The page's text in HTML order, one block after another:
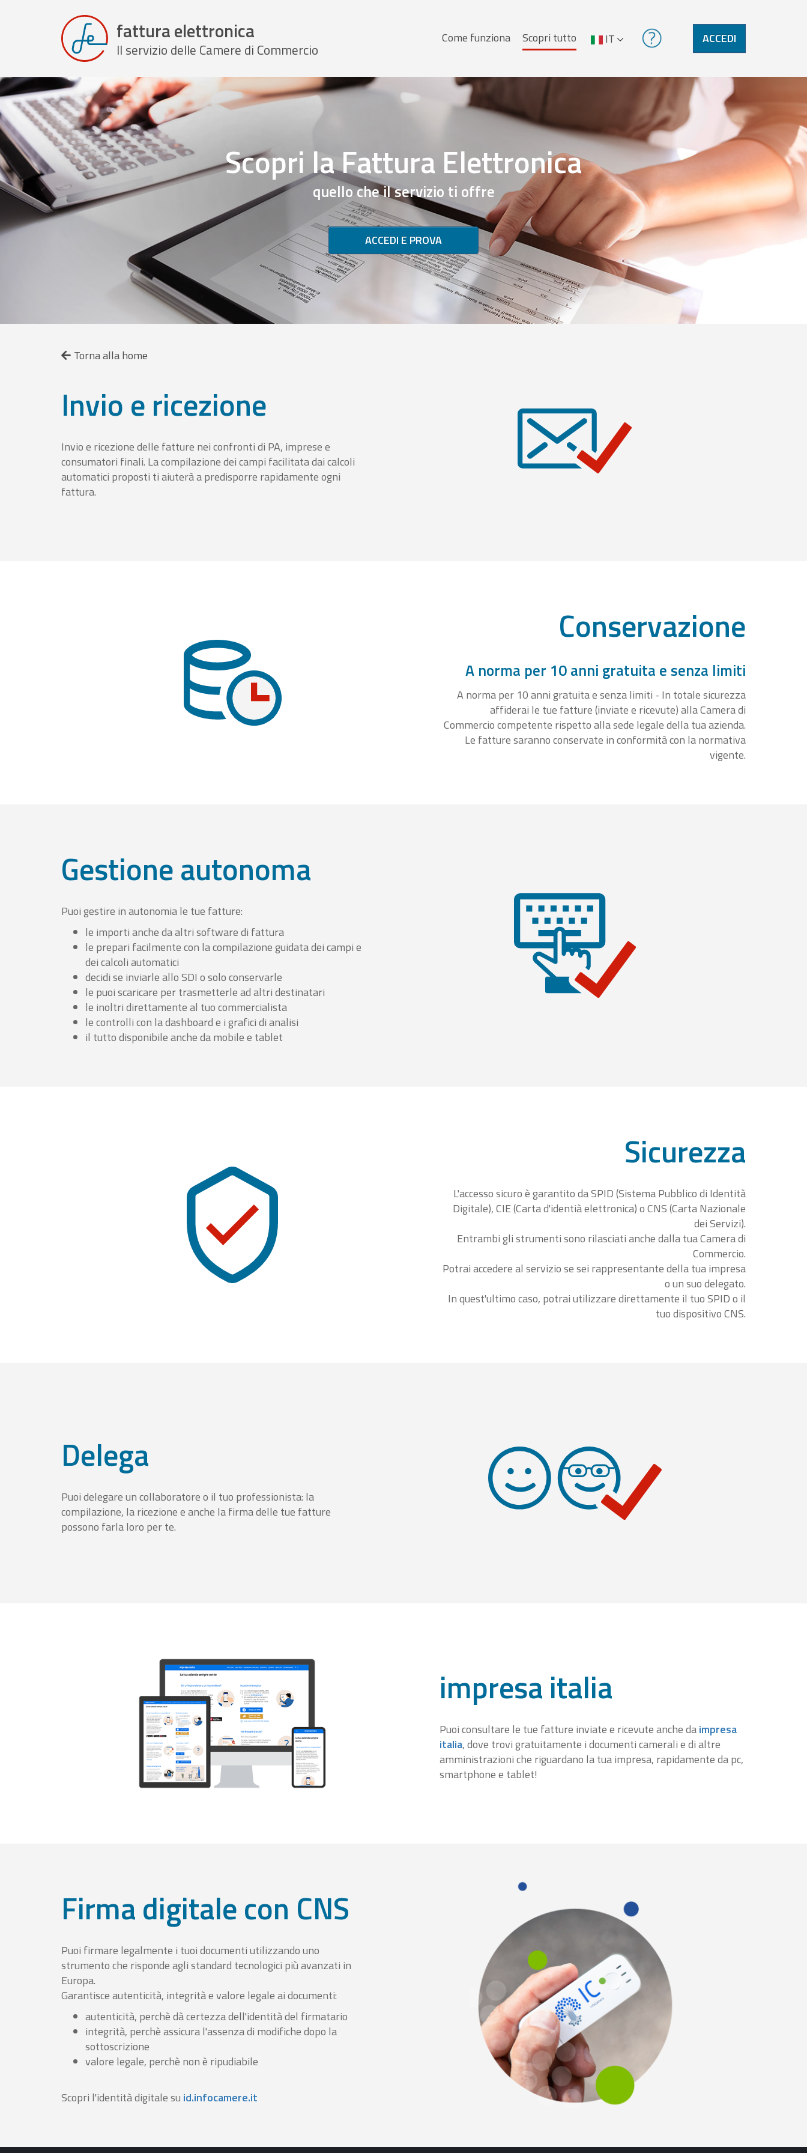
fattura elettronica
Il servizio delle Camere di Commercio Menu
principale
Come funziona Scopri tutto IT ACCEDI
Scopri la Fattura Elettronica
quello che il servizio ti offre
ACCEDI E PROVA
Torna alla home
Invio e ricezione
Invio e ricezione delle fatture nei confronti di PA, imprese e
consumatori finali. La compilazione dei campi facilitata dai calcoli
automatici proposti ti aiuterà a predisporre rapidamente ogni
fattura.
Conservazione
A norma per 10 anni gratuita e senza limiti
A norma per 10 anni gratuita e senza limiti - In totale sicurezza
affiderai le tue fatture (inviate e ricevute) alla Camera di
Commercio competente rispetto alla sede legale della tua azienda.
Le fatture saranno conservate in conformità con la normativa
vigente.
Gestione autonoma
Puoi gestire in autonomia le tue fatture:
le importi anche da altri software di fattura
le prepari facilmente con la compilazione guidata dei campi e
dei calcoli automatici
decidi se inviarle allo SDI o solo conservarle
le puoi scaricare per trasmetterle ad altri destinatari
le inoltri direttamente al tuo commercialista
le controlli con la dashboard e i grafici di analisi
il tutto disponibile anche da mobile e tablet
Sicurezza
L'accesso sicuro è garantito da SPID (Sistema Pubblico di Identità
Digitale), CIE (Carta d'identià elettronica) o CNS (Carta Nazionale
dei Servizi).
Entrambi gli strumenti sono rilasciati anche dalla tua Camera di
Commercio.
Potrai accedere al servizio se sei rappresentante della tua impresa
o un suo delegato.
In quest'ultimo caso, potrai utilizzare direttamente il tuo SPID o il
tuo dispositivo CNS.
Delega
Puoi delegare un collaboratore o il tuo professionista: la
compilazione, la ricezione e anche la firma delle tue fatture
possono farla loro per te.
impresa italia
Puoi consultare le tue fatture inviate e ricevute anche daimpresa
italia, dove trovi gratuitamente i documenti camerali e di altre
amministrazioni che riguardano la tua impresa, rapidamente da pc,
smartphone e tablet!
Firma digitale con CNS
Puoi firmare legalmente i tuoi documenti utilizzando uno
strumento che risponde agli standard tecnologici più avanzati in
Europa.
Garantisce autenticità, integrità e valore legale ai documenti:
autenticità, perchè dà certezza dell'identità del firmatario
integrità, perchè assicura l'assenza di modifiche dopo la
sottoscrizione
valore legale, perchè non è ripudiabile
Scopri l'identità digitale su id.infocamere.it